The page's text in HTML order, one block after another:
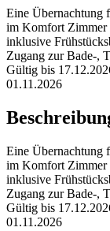
Eine Übernachtung
im Komfort Zimmer
inklusive
Zugang zur Bade-,
Gültig bis
01.11.2026
Eine Übernachtung
im Komfort Zimmer
inklusive
Zugang zur Bade-,
Gültig bis
01.11.2026